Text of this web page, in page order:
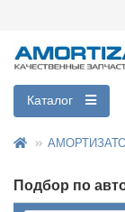
Каталог
Подбор по